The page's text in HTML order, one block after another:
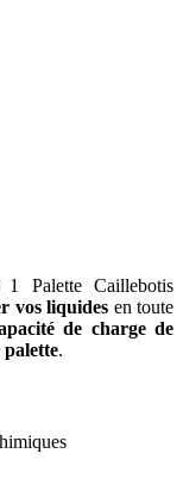
Palette Caillebotis
vos liquides en toute
de charge de
palette.